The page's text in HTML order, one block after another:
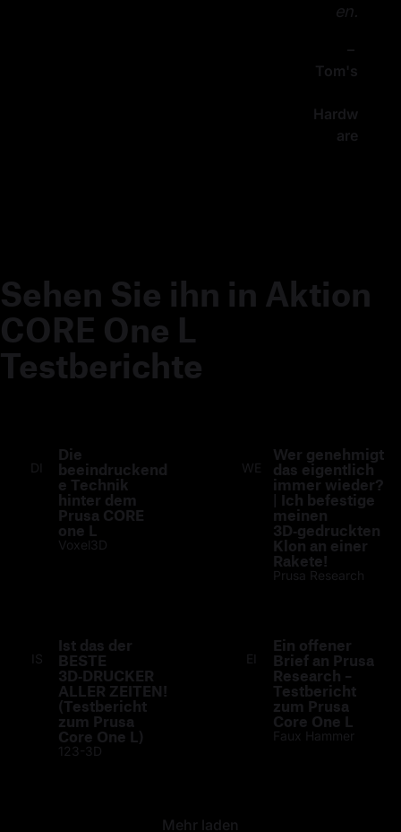
en.
–
Tom's
Hardw
are
Sehen Sie ihn in Aktion
CORE One L
Testberichte
DI
Die
beeindruckend
e Technik
hinter dem
Prusa CORE
one L
Voxel3D
WE
Wer genehmigt
das eigentlich
immer wieder?
| Ich befestige
meinen
3D‑gedruckten
Klon an einer
Rakete!
Prusa Research
IS
Ist das der
BESTE
3D‑DRUCKER
ALLER ZEITEN!
(Testbericht
zum Prusa
Core One L)
123-3D
EI
Ein offener
Brief an Prusa
Research –
Testbericht
zum Prusa
Core One L
Faux Hammer
Mehr laden